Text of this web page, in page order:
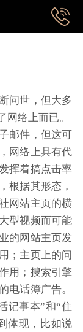
问世，但大多
络上而已。
邮件，但这可
网络上具有代
挥着搞点击率
根据其形态，
网站主页的横
型视频而可能
的网站主页发
；主页上的问
用；搜索引擎
电话簿广告。
记事本”和“住
体现，比如说